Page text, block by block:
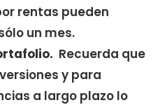
rentas pueden
un mes.
Recuerda que
y para
a largo plazo lo